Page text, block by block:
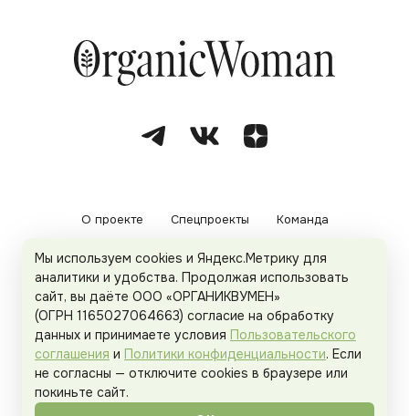
О проекте Спецпроекты Команда
Рекламодателям Политика конфиденциальности
Пользовательское соглашение
Organicwoman.ru . Все права защищены.
Мы используем cookies и Яндекс.Метрику для
аналитики и удобства. Продолжая использовать
сайт, вы даёте ООО «ОРГАНИКВУМЕН»
(ОГРН 1165027064663) согласие на обработку
данных и принимаете условия Пользовательского
соглашения и Политики конфиденциальности. Если
не согласны — отключите cookies в браузере или
покиньте сайт.